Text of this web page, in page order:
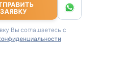
ЗАЯВКУ
Вы соглашаетесь с